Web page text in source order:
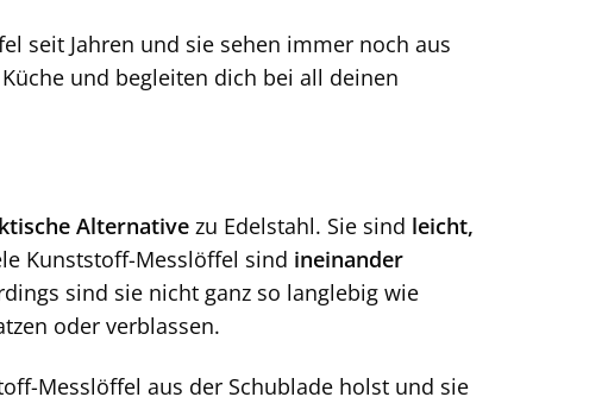
seit Jahren und sie sehen immer noch aus
und begleiten dich bei all deinen
Alternativezu Edelstahl. Sie sind leicht,
Kunststoff-Messlöffel sind ineinander
sind sie nicht ganz so langlebig wie
oder verblassen.
Messlöffel aus der Schublade holst und sie